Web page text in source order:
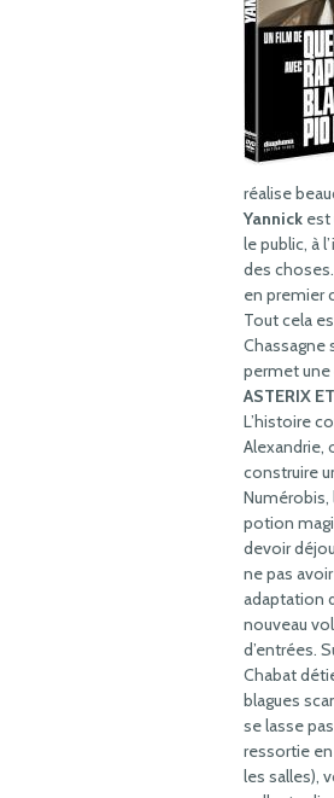
réalise
Yannick est
le public, à
des
en premier
Tout cela
Chassagne
permet une
ASTERIX
L’histoire
Alexandrie,
construire
Numérobis,
potion
devoir
ne pas
adaptation
nouveau
d’entrées.
Chabat
blagues
se lasse
ressortie
les salles),